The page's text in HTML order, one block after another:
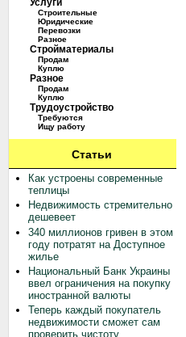
Услуги
Строительные
Юридические
Перевозки
Разное
Стройматериалы
Продам
Куплю
Разное
Продам
Куплю
Трудоустройство
Требуются
Ищу работу
Статьи
Как устроены современные
теплицы
Недвижимость стремительно
дешевеет
340 миллионов гривен в этом
году потратят на Доступное
жилье
Национальный Банк Украины
ввел ограничения на покупку
иностранной валюты
Теперь каждый покупатель
недвижимости сможет сам
проверить чистоту